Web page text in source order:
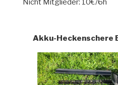
Nicht Mitglieder: 10€/6h
Akku-Heckenschere